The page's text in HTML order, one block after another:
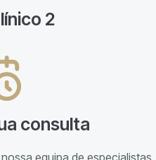
2
consulta
equipa de especialistas.